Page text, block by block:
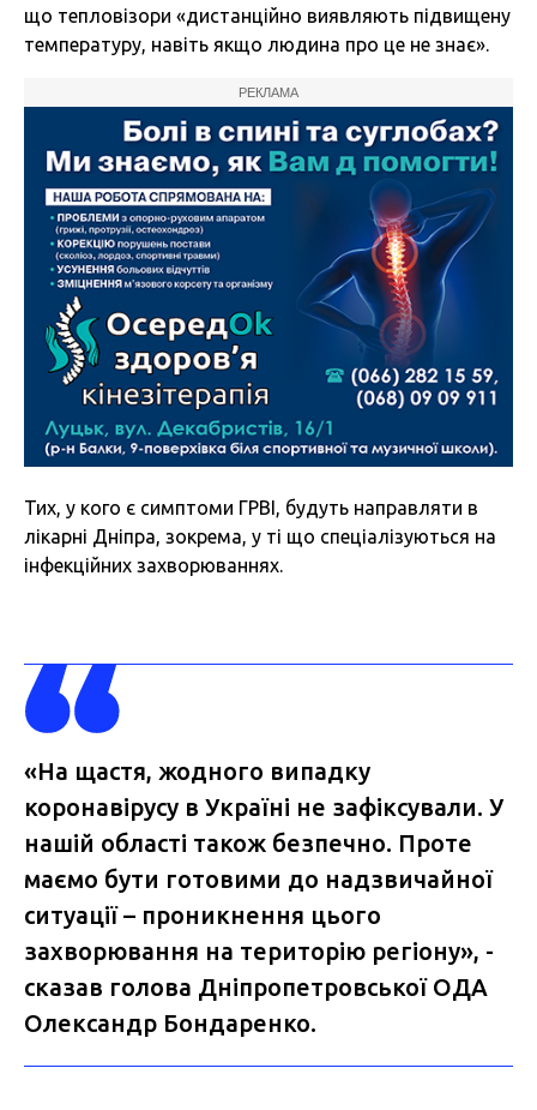
що тепловізори «дистанційно виявляють підвищену
температуру, навіть якщо людина про це не знає».
РЕКЛАМА
Тих, у кого є симптоми ГРВІ, будуть направляти в
лікарні Дніпра, зокрема, у ті що спеціалізуються на
інфекційних захворюваннях.
«На щастя, жодного випадку
коронавірусу в Україні не зафіксували. У
нашій області також безпечно. Проте
маємо бути готовими до надзвичайної
ситуації – проникнення цього
захворювання на територію регіону», -
сказав голова Дніпропетровської ОДА
Олександр Бондаренко.